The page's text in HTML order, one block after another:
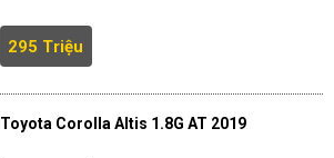
295 Triệu
Toyota Corolla Altis 1.8G AT 2019